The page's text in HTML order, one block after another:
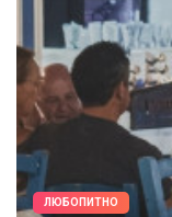
ЛЮБОПИТНО